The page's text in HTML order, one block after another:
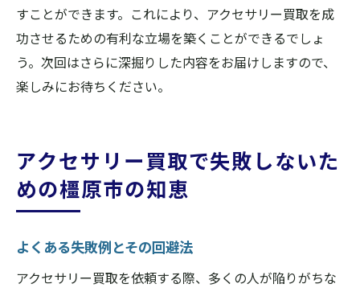
すことができます。これにより、アクセサリー買取を成
功させるための有利な立場を築くことができるでしょ
う。次回はさらに深掘りした内容をお届けしますので、
楽しみにお待ちください。
アクセサリー買取で失敗しないた
めの橿原市の知恵
よくある失敗例とその回避法
アクセサリー買取を依頼する際、多くの人が陥りがちな